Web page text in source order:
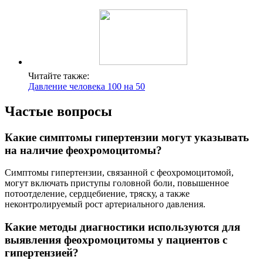
Читайте также:
Давление человека 100 на 50
Частые вопросы
Какие симптомы гипертензии могут указывать
на наличие феохромоцитомы?
Симптомы гипертензии, связанной с феохромоцитомой,
могут включать приступы головной боли, повышенное
потоотделение, сердцебиение, тряску, а также
неконтролируемый рост артериального давления.
Какие методы диагностики используются для
выявления феохромоцитомы у пациентов с
гипертензией?